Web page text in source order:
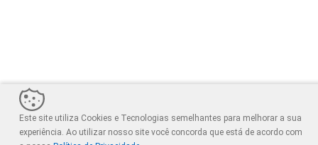
Este site utiliza Cookies e Tecnologias semelhantes para melhorar a sua
experiência. Ao utilizar nosso site você concorda que está de acordo com